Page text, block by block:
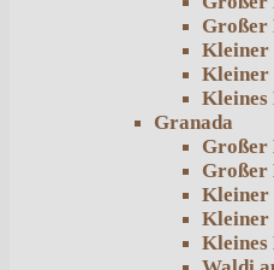
Großer
Kleiner
Kleiner
Kleines
Granada
Großer
Großer
Kleiner
Kleiner
Kleines